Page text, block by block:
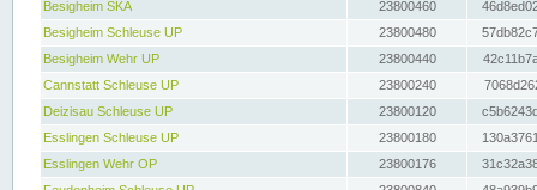
Besigheim SKA
23800460
Besigheim Schleuse UP
23800480
Besigheim Wehr UP
23800440
Cannstatt Schleuse UP
23800240
Deizisau Schleuse UP
23800120
Esslingen Schleuse UP
23800180
Esslingen Wehr OP
23800176